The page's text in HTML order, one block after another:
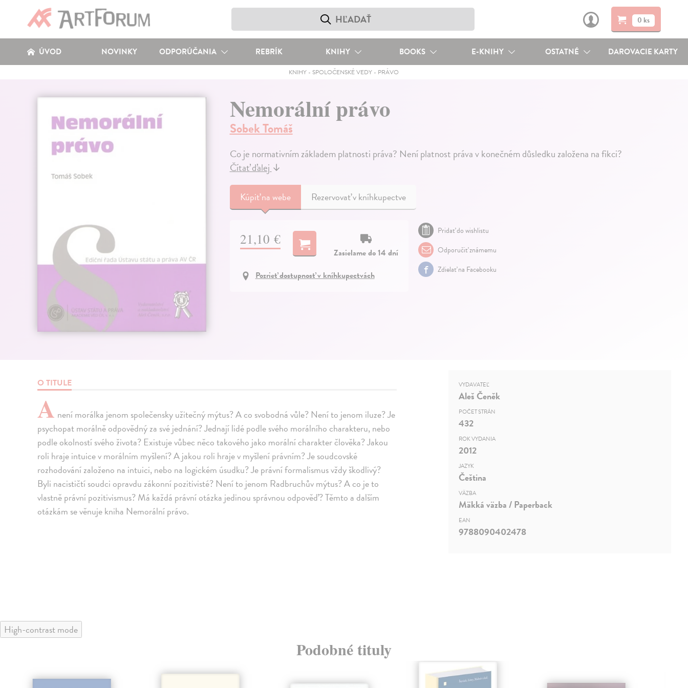
0 ks
ÚVOD NOVINKY ODPORÚČANIA REBRÍK KNIHY BOOKS E-KNIHY OSTATNÉ DAROVACIE KARTY
KNIHY - SPOLOČENSKÉ VEDY - PRÁVO
Nemorální právo
Sobek Tomáš
Co je normativním základem platnosti práva? Není platnost práva v konečném důsledku založena na fikci?
Čítať ďalej↓
Kúpiťna webe Rezervovať v kníhkupectve
21,10 €
Zasielame do 14 dní
Pozrieť dostupnosť v kníhkupectvách
Pridať do wishlistu
Odporučiť známemu
Zdielať na Facebooku
O TITULE
A není morálka jenom společensky užitečný mýtus? A co svobodná vůle? Není to jenom iluze? Je
psychopat morálně odpovědný za své jednání? Jednají lidé podle svého morálního charakteru, nebo
podle okolností svého života? Existuje vůbec něco takového jako morální charakter člověka? Jakou
roli hraje intuice v morálním myšlení? A jakou roli hraje v myšlení právním? Je soudcovské
rozhodování založeno na intuici, nebo na logickém úsudku? Je právní formalismus vždy škodlivý?
Byli nacističtí soudci opravdu zákonní pozitivisté? Není to jenom Radbruchův mýtus? A co je to
vlastně právní pozitivismus? Má každá právní otázka jedinou správnou odpověď? Těmto a dalším
otázkám se věnuje kniha Nemorální právo.
VYDAVATEĽ
Aleš Čeněk
POČET STRÁN
432
ROK VYDANIA
2012
JAZYK
Čeština
VÄZBA
Mäkká väzba / Paperback
EAN
9788090402478
High-contrast mode
Podobné tituly